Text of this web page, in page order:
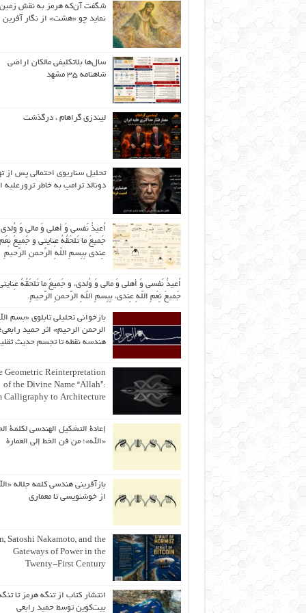
شگفت آن‌که هرمز به نقش زمین
نماید چو «هشت» از نگار آفرین
سال‌ها بلاتکلیفی مالکان اراضی
شاهنامه ۳۵ مشهد
لیندزی گراهام ، درگذشت
تحلیل سناریوی احتمالی پس از
دونالد ترامپ به خاطر ترورعلیه
اُعیذُ نَفسی وَ أهلی وَ مالی وَ
جَمیعَ ما تَلحَقُهُ عِنایتی و جَمیعَ نِعَمِ
عِندی بِبِسمِ اللّهِ الرَّحمنِ الرَّحیمِ
اُعیذُ نَفسی وَ أهلی وَ مالی وَ وُلدی، و جَمیعَ ما تَلحَقُهُ
جَمیعَ نِعَمِ اللّهِ عِندی، بِبِسمِ اللّهِ الرَّحمنِ الرَّحیمِ.
بازخوانی تحلیلی تابلوی «بسم
الرحمن الرحیم» اثر حمید رابعی؛
هندسه نقطه تا تجسم حدیث
Geometric Reinterpretation
of the Divine Name “Allah”:
Calligraphy to Architecture
إعادة التشكيل الهندسي لكلمة
«الله»؛ من فن الخط إلى العمارة
بازآفرینی هندسی کلمه جلاله
از خوشنویسی تا معماری
Satoshi Nakamoto, and the
Gateways of Power in the
Twenty-First Century
انتشار کتاب از تنگه هرمز تا
بیت‌کوین توسط حمید رابعی